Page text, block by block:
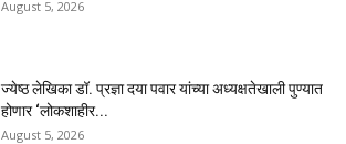
August 5, 2026
ज्येष्ठ लेखिका डॉ. प्रज्ञा दया पवार यांच्या अध्यक्षतेखाली पुण्यात
होणार ‘लोकशाहीर...
August 5, 2026